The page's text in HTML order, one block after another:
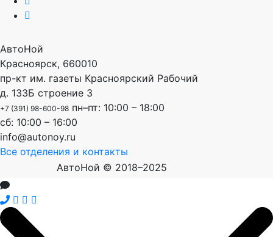
АвтоНой
Красноярск, 660010
пр-кт им. газеты Красноярский Рабочий
д. 133Б строение 3
+7 (391) 98-600-98 пн–пт: 10:00 – 18:00
сб: 10:00 – 16:00
info@autonoy.ru
Все отделения и контакты
АвтоНой © 2018–2025